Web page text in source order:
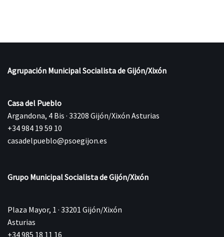
Agrupación Municipal Socialista de Gijón/Xixón
Casa del Pueblo
Argandona, 4 Bis · 33208 Gijón/Xixón Asturias
+34 984 19 59 10
casadelpueblo@psoegijon.es
Grupo Municipal Socialista de Gijón/Xixón
Plaza Mayor, 1 · 33201 Gijón/Xixón
Asturias
+34 985 18 11 16